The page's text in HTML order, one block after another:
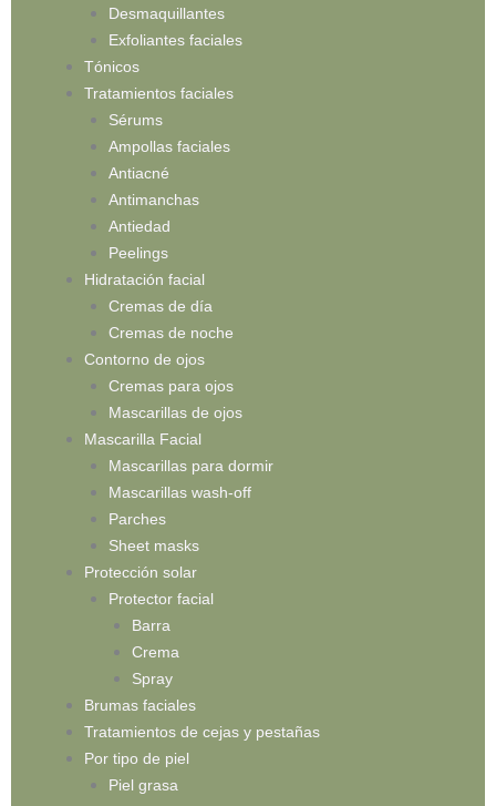
Desmaquillantes
Exfoliantes faciales
Tónicos
Tratamientos faciales
Sérums
Ampollas faciales
Antiacné
Antimanchas
Antiedad
Peelings
Hidratación facial
Cremas de día
Cremas de noche
Contorno de ojos
Cremas para ojos
Mascarillas de ojos
Mascarilla Facial
Mascarillas para dormir
Mascarillas wash-off
Parches
Sheet masks
Protección solar
Protector facial
Barra
Crema
Spray
Brumas faciales
Tratamientos de cejas y pestañas
Por tipo de piel
Piel grasa